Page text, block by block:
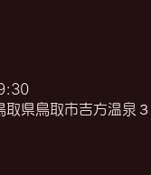
県鳥取市吉方温泉